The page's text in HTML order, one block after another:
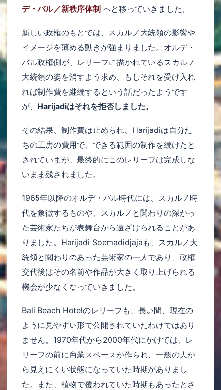
デ・バル／新秩序体制 へと移っていきました。
新しい政権のもとでは、スカルノ大統領の影響や
イメージを薄める動きが強まりました。オルデ・
バル政権側が、レリーフに描かれているスカルノ
大統領の姿を消すよう求め、もしそれを受け入れ
れば制作費を継続するという話だったようです
が、 Harijadiはそれを拒否しました。
その結果、制作費は止められ、Harijadiは自分た
ちの工房の費用で、できる範囲の制作を続けたと
されていまが、最終的にこのレリーフは完成しな
いまま残されました。
1965年以降のオルデ・バル時代には、スカルノ時
代を象徴するものや、スカルノと関わりの深かっ
た芸術家たちが表舞台から遠ざけられることがあ
りました。Harijadi Soemadidjajaも、スカルノ大
統領と関わりのあった芸術家の一人であり、政権
交代後はその名前や作品が大きく取り上げられる
機会が少なくなっていきました。
Bali Beach Hotelのレリーフも、長い間、現在の
ように見やすい形で公開されていたわけではあり
ません。1970年代から2000年代にかけては、レ
リーフの前に商業スペースが作られ、一般の人か
ら見えにくい状態になっていた時期がありまし
た。また、植物で覆われていた時期もあったとさ